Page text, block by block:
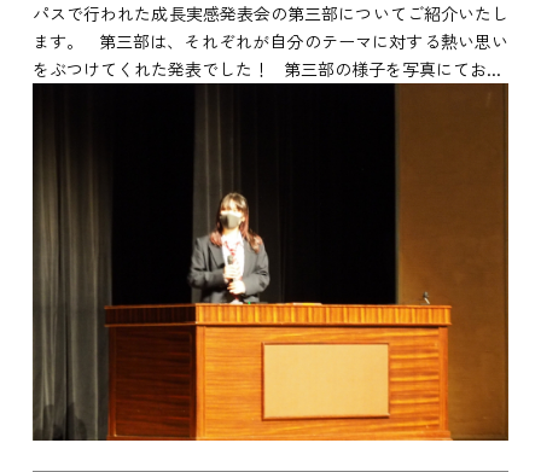
パスで行われた成長実感発表会の第三部についてご紹介いたし
ます。 第三部は、それぞれが自分のテーマに対する熱い思い
をぶつけてくれた発表でした！ 第三部の様子を写真にてお...